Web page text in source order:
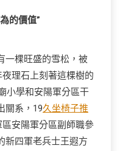
的價值”
棵旺盛的雪松，被
夜理石上刻著這棵樹的
小學和安陽軍分區干
關系，19久坐椅子推
安陽軍分區副師職參
新四軍老兵士王遐方